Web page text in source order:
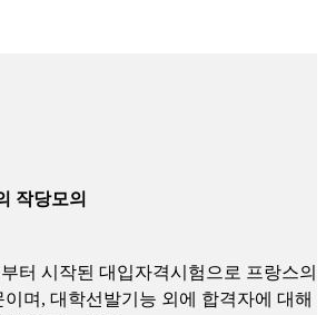
작당모의
터 시작된 대입자격시험으로 프랑스의
며, 대학선발기능 외에 합격자에 대해